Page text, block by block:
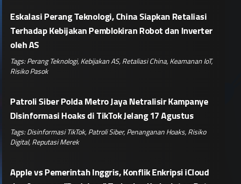
Eskalasi Perang Teknologi, China Siapkan Retaliasi
Terhadap Kebijakan Pemblokiran Robot dan Inverter
oleh AS
Tags:Perang Teknologi,Kebijakan AS,Retaliasi China,Keamanan IoT,
Risiko Pasok
Patroli Siber Polda Metro Jaya Netralisir Kampanye
Disinformasi Hoaks di TikTok Jelang 17 Agustus
Tags:Disinformasi TikTok,Patroli Siber,Penanganan Hoaks,Risiko
Digital,Reputasi Merek
Apple vs Pemerintah Inggris, Konflik Enkripsi iCloud